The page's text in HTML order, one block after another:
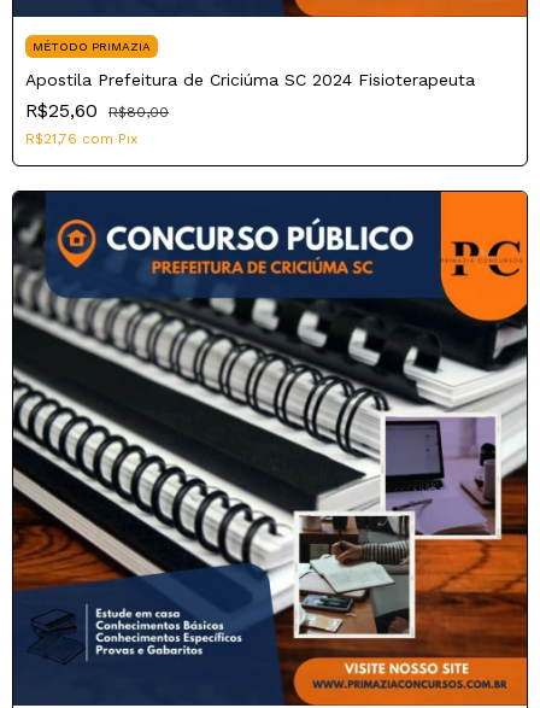
MÉTODO PRIMAZIA
Apostila Prefeitura de Criciúma SC 2024 Fisioterapeuta
R$25,60
R$80,00
R$21,76 com Pix